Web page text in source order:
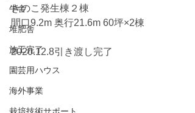
牛舎
堆肥舎
施工完了
園芸用ハウス
海外事業
きのこ発生棟２棟
間口9.2m 奥行21.6m 60坪×2棟
2020.12.8引き渡し完了